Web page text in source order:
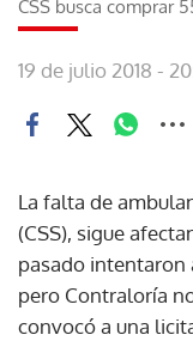
CSS busca comprar
19 de julio 2018 -
La falta de
(CSS), sigue
pasado intentaron
pero Contraloría
convocó a una